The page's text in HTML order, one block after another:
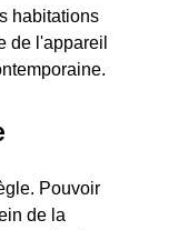
habitations
de l'appareil
Pouvoir
de la